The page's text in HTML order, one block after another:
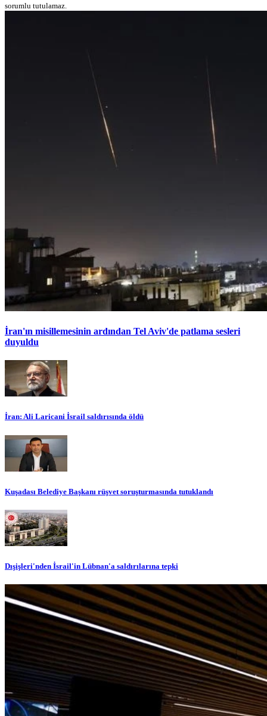
sorumlu tutulamaz.
İran'ın misillemesinin ardından Tel Aviv'de patlama sesleri
duyuldu
İran: Ali Laricani İsrail saldırısında öldü
Kuşadası Belediye Başkanı rüşvet soruşturmasında tutuklandı
Dışişleri'nden İsrail'in Lübnan'a saldırılarına tepki